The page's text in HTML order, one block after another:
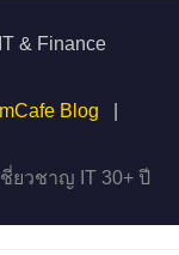
& Finance
Blog
ยวชาญ IT 30+ ปี